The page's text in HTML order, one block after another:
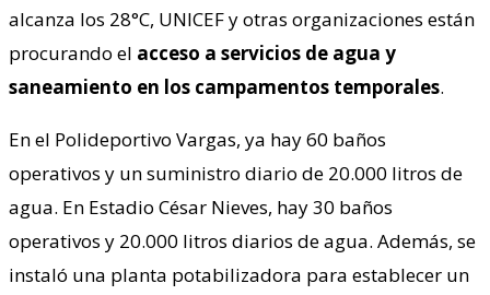
alcanza los 28°C, UNICEF y otras organizaciones están
procurando el acceso a servicios de agua y
saneamiento en los campamentos temporales.
En el Polideportivo Vargas, ya hay 60 baños
operativos y un suministro diario de 20.000 litros de
agua. En Estadio César Nieves, hay 30 baños
operativos y 20.000 litros diarios de agua. Además, se
instaló una planta potabilizadora para establecer un